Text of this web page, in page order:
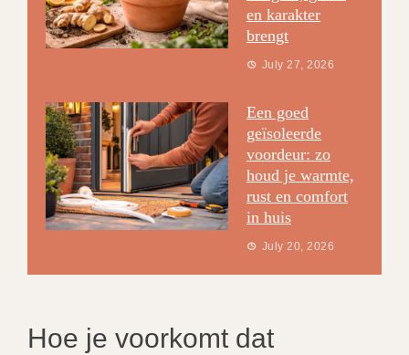
en karakter
brengt
July 27, 2026
Een goed
geïsoleerde
voordeur: zo
houd je warmte,
rust en comfort
in huis
July 20, 2026
Hoe je voorkomt dat